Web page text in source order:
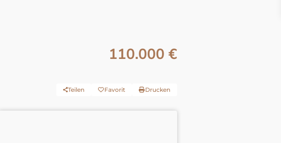
110.000 €
Teilen Favorit Drucken